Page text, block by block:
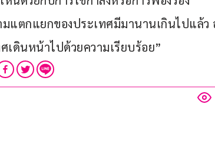
แตกแยกของประเทศมีมานานเกินไปแล้ว
ดินหน้าไปด้วยความเรียบร้อย”